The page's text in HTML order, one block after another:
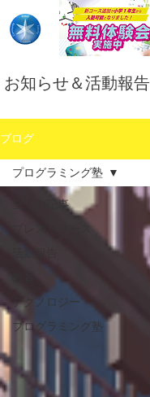
​お知らせ＆活動報告
ブログ
全ての記事
プレスリリース
テクノロジー
プログラミング塾
プログラミング塾